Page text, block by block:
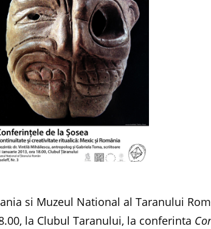
si Muzeul National al Taranului
la Clubul Taranului, la conferinta